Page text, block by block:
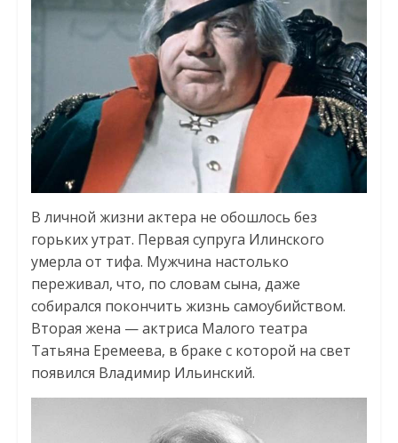
В личной жизни актера не обошлось без
горьких утрат. Первая супруга Илинского
умерла от тифа. Мужчина настолько
переживал, что, по словам сына, даже
собирался покончить жизнь самоубийством.
Вторая жена — актриса Малого театра
Татьяна Еремеева, в браке с которой на свет
появился Владимир Ильинский.